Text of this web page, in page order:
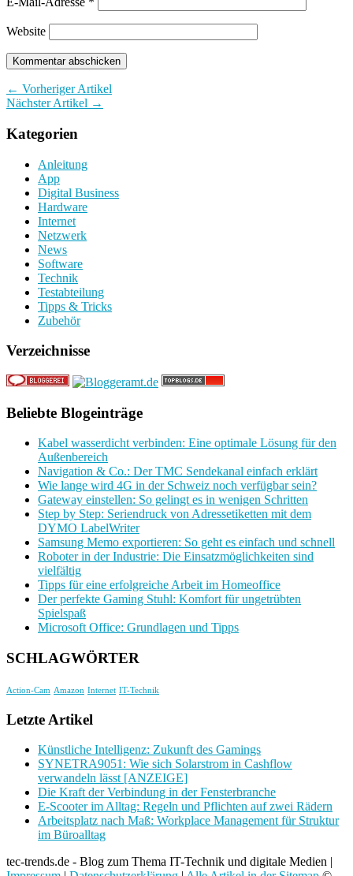
Website
← Vorheriger Artikel
Nächster Artikel →
Kategorien
Anleitung
App
Digital Business
Hardware
Internet
Netzwerk
News
Software
Technik
Testabteilung
Tipps & Tricks
Zubehör
Verzeichnisse
Beliebte Blogeinträge
Kabel wasserdicht verbinden: Eine optimale Lösung für den
Außenbereich
Navigation & Co.: Der TMC Sendekanal einfach erklärt
Wie lange wird 4G in der Schweiz noch verfügbar sein?
Gateway einstellen: So gelingt es in wenigen Schritten
Step by Step: Seriendruck von Adressetiketten mit dem
DYMO LabelWriter
Samsung Memo exportieren: So geht es einfach und schnell
Roboter in der Industrie: Die Einsatzmöglichkeiten sind
vielfältig
Tipps für eine erfolgreiche Arbeit im Homeoffice
Der perfekte Gaming Stuhl: Komfort für ungetrübten
Spielspaß
Microsoft Office: Grundlagen und Tipps
SCHLAGWÖRTER
Action-Cam Amazon Internet IT-Technik
Letzte Artikel
Künstliche Intelligenz: Zukunft des Gamings
SYNETRA9051: Wie sich Solarstrom in Cashflow
verwandeln lässt [ANZEIGE]
Die Kraft der Verbindung in der Fensterbranche
E-Scooter im Alltag: Regeln und Pflichten auf zwei Rädern
Arbeitsplatz nach Maß: Workplace Management für Struktur
im Büroalltag
tec-trends.de - Blog zum Thema IT-Technik und digitale Medien |